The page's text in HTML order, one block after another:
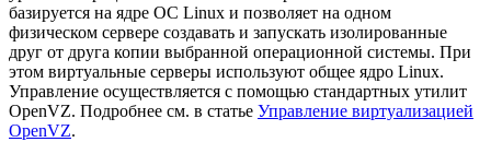
базируется на ядре ОС Linux и позволяет на одном
физическом сервере создавать и запускать изолированные
друг от друга копии выбранной операционной системы. При
этом виртуальные серверы используют общее ядро Linux.
Управление осуществляется с помощью стандартных утилит
OpenVZ. Подробнее см. в статье Управление виртуализацией
OpenVZ.